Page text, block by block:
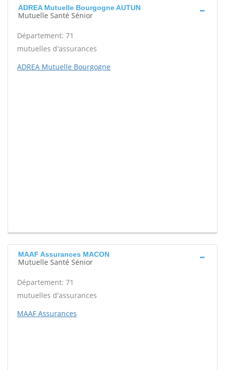
ADREA Mutuelle Bourgogne AUTUN
Mutuelle Santé Sénior
Département: 71
mutuelles d'assurances
ADREA Mutuelle Bourgogne
MAAF Assurances MACON
Mutuelle Santé Sénior
Département: 71
mutuelles d'assurances
MAAF Assurances